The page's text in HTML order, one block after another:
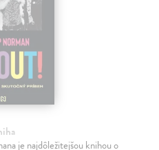
je najdôležitejšou knihou o